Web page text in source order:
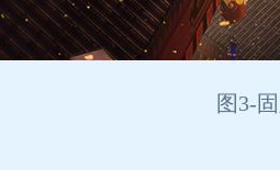
图3-